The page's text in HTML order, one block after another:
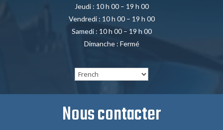
Jeudi : 10 h 00 – 19 h 00
Vendredi : 10 h 00 – 19 h 00
Samedi : 10 h 00 – 19 h 00
Dimanche : Fermé
Nous contacter